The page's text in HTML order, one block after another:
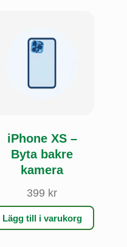
iPhone XS –
Byta bakre
kamera
399 kr
Lägg till i varukorg